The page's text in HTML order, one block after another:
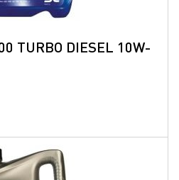
TURBO DIESEL 10W-